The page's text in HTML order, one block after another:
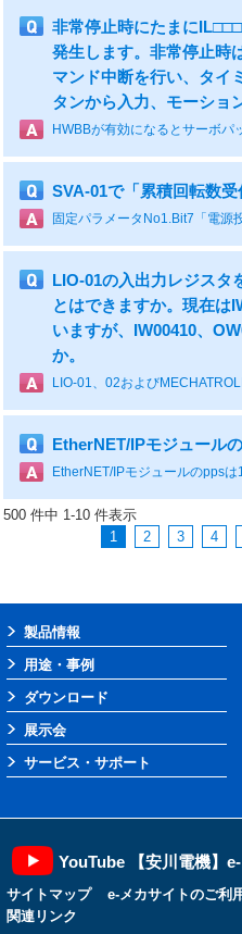
非常停止時にたまに
発生します。非常停止時
マンド中断を行い、タイ
タンから入力、モーショ
SVA-01で「累積回転数受
LIO-01の入出力レジスタ
とはできますか。現在は
いますが、IW00410、
か。
EtherNET/IPモジュール
EtherNET/IPモジュールのppsは
500 件中 1-10 件表示
1
2 3 4
製品情報
用途・事例
ダウンロード
展示会
サービス・サポート
YouTube 【安川電機】
サイトマップ e-メカサイトのご利
関連リンク